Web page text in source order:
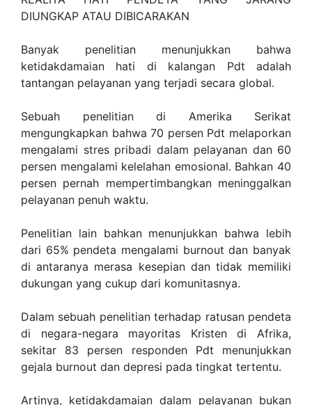
DIUNGKAP ATAU DIBICARAKAN
Banyak penelitian menunjukkan bahwa
ketidakdamaian hati di kalangan Pdt adalah
tantangan pelayanan yang terjadi secara global.
Sebuah penelitian di Amerika Serikat
mengungkapkan bahwa 70 persen Pdt melaporkan
mengalami stres pribadi dalam pelayanan dan 60
persen mengalami kelelahan emosional. Bahkan 40
persen pernah mempertimbangkan meninggalkan
pelayanan penuh waktu.
Penelitian lain bahkan menunjukkan bahwa lebih
dari 65% pendeta mengalami burnout dan banyak
di antaranya merasa kesepian dan tidak memiliki
dukungan yang cukup dari komunitasnya.
Dalam sebuah penelitian terhadap ratusan pendeta
di negara-negara mayoritas Kristen di Afrika,
sekitar 83 persen responden Pdt menunjukkan
gejala burnout dan depresi pada tingkat tertentu.
Artinya, ketidakdamaian dalam pelayanan bukan